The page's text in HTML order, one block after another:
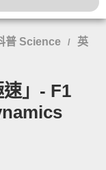
普 Science /
英
速」- F1